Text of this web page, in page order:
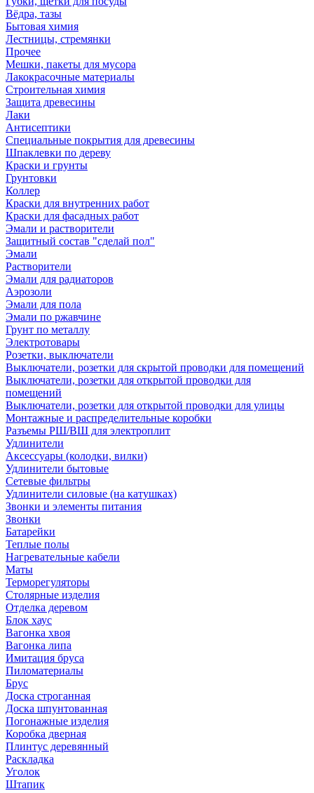
Вёдра, тазы
Бытовая химия
Лестницы, стремянки
Прочее
Мешки, пакеты для мусора
Лакокрасочные материалы
Строительная химия
Защита древесины
Лаки
Антисептики
Специальные покрытия для древесины
Шпаклевки по дереву
Краски и грунты
Грунтовки
Коллер
Краски для внутренних работ
Краски для фасадных работ
Эмали и растворители
Защитный состав "сделай пол"
Эмали
Растворители
Эмали для радиаторов
Аэрозоли
Эмали для пола
Эмали по ржавчине
Грунт по металлу
Электротовары
Розетки, выключатели
Выключатели, розетки для скрытой проводки для помещений
Выключатели, розетки для открытой проводки для
помещений
Выключатели, розетки для открытой проводки для улицы
Монтажные и распределительные коробки
Разъемы РШ/ВШ для электроплит
Удлинители
Аксессуары (колодки, вилки)
Удлинители бытовые
Сетевые фильтры
Удлинители силовые (на катушках)
Звонки и элементы питания
Звонки
Батарейки
Теплые полы
Нагревательные кабели
Маты
Терморегуляторы
Столярные изделия
Отделка деревом
Блок хаус
Вагонка хвоя
Вагонка липа
Имитация бруса
Пиломатериалы
Брус
Доска строганная
Доска шпунтованная
Погонажные изделия
Коробка дверная
Плинтус деревянный
Раскладка
Уголок
Штапик